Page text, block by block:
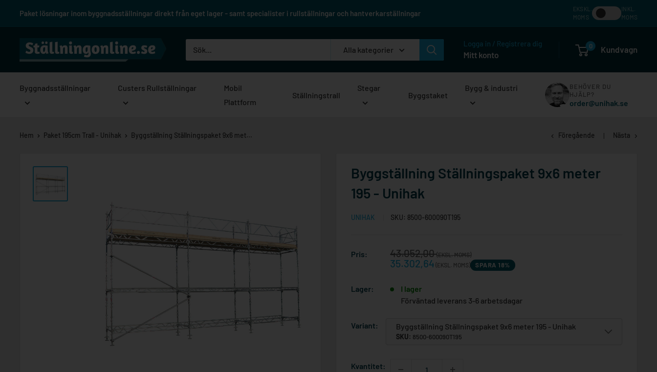
Paket lösningar inom byggnadsställningar direkt från eget lager - samt specialister i rullställningar och hantverkarställningar
EKSKL.
MOMS
INKL.
MOMS
Ställningonline.se
Alla kategorier
Logga in / Registrera dig
Mitt konto
0 Kundvagn
Byggnadsställningar Custers Rullställningar
Mobil
Plattform
Ställningstrall
Stegar
Byggstaket
Bygg & industri
BEHÖVER DU
HJÄLP?
order@unihak.se
Hem Paket 195cm Trall - Unihak Byggställning Ställningspaket 9x6 met... Föregående Nästa
Byggställning Ställningspaket 9x6 meter
195 - Unihak
UNIHAK SKU: 8500-600090T195
Pris: Reapris
43.052,00(EKSL. MOMS)
35.302,64 (EKSL. MOMS) SPARA 18%
Lager:
I lager
Förväntad leverans 3-6 arbetsdagar
Variant: Byggställning Ställningspaket 9x6 meter 195 - Unihak
SKU: 8500-600090T195
Kvantitet: